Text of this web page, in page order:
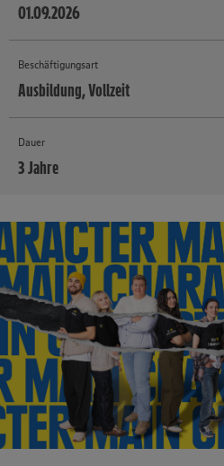
01.09.2026
Beschäftigungsart
Ausbildung, Vollzeit
Dauer
3 Jahre